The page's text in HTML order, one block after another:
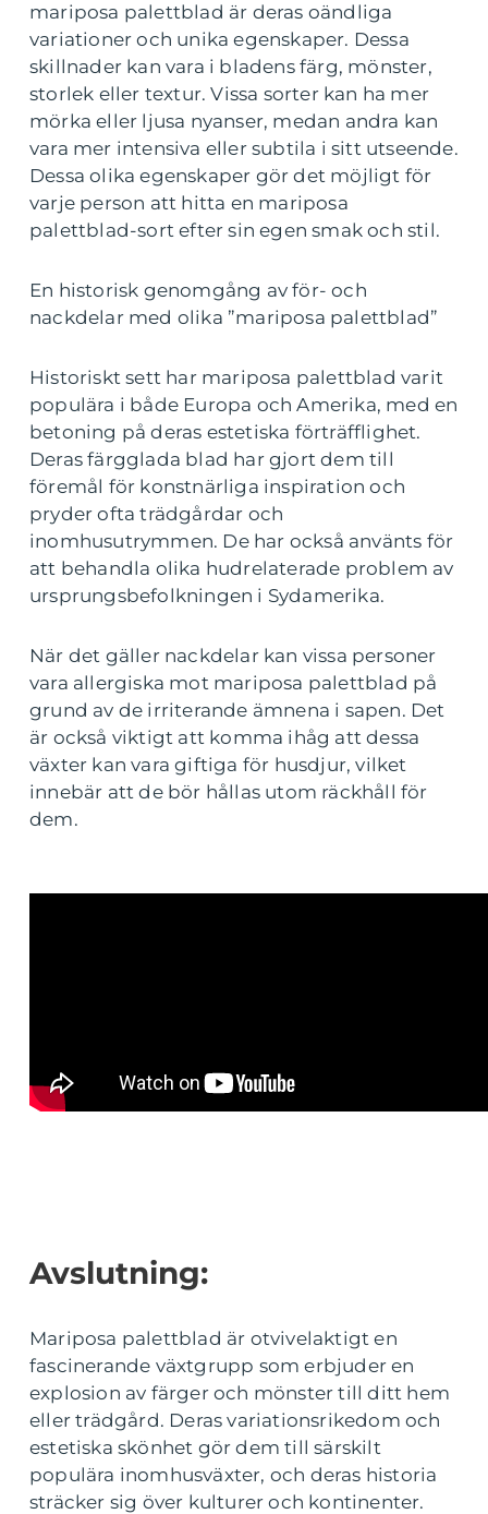
mariposa palettblad är deras oändliga
variationer och unika egenskaper. Dessa
skillnader kan vara i bladens färg, mönster,
storlek eller textur. Vissa sorter kan ha mer
mörka eller ljusa nyanser, medan andra kan
vara mer intensiva eller subtila i sitt utseende.
Dessa olika egenskaper gör det möjligt för
varje person att hitta en mariposa
palettblad-sort efter sin egen smak och stil.
En historisk genomgång av för- och
nackdelar med olika ”mariposa palettblad”
Historiskt sett har mariposa palettblad varit
populära i både Europa och Amerika, med en
betoning på deras estetiska förträfflighet.
Deras färgglada blad har gjort dem till
föremål för konstnärliga inspiration och
pryder ofta trädgårdar och
inomhusutrymmen. De har också använts för
att behandla olika hudrelaterade problem av
ursprungsbefolkningen i Sydamerika.
När det gäller nackdelar kan vissa personer
vara allergiska mot mariposa palettblad på
grund av de irriterande ämnena i sapen. Det
är också viktigt att komma ihåg att dessa
växter kan vara giftiga för husdjur, vilket
innebär att de bör hållas utom räckhåll för
dem.
Avslutning:
Mariposa palettblad är otvivelaktigt en
fascinerande växtgrupp som erbjuder en
explosion av färger och mönster till ditt hem
eller trädgård. Deras variationsrikedom och
estetiska skönhet gör dem till särskilt
populära inomhusväxter, och deras historia
sträcker sig över kulturer och kontinenter.